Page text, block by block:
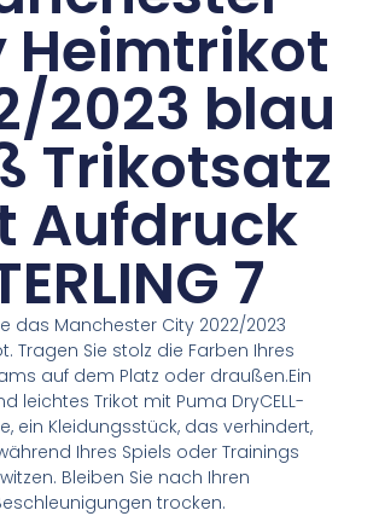
Heimtrikot
2023 blau
Trikotsatz
Aufdruck
7
das Manchester City 2022/2023
Tragen Sie stolz die Farben Ihres
auf dem Platz oder draußen.Ein
leichtes Trikot mit Puma DryCELL-
ein Kleidungsstück, das verhindert,
Ihres Spiels oder Trainings
Bleiben Sie nach Ihren
trocken.